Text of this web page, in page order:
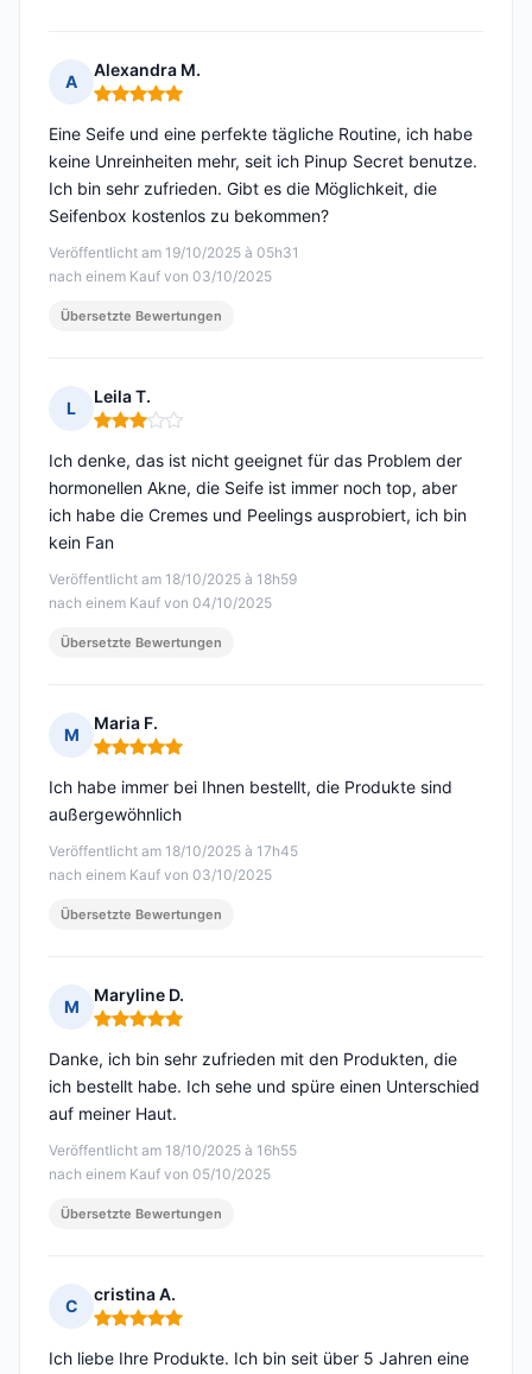
A
Alexandra M.
Hinweis: 5 von 5
Veröffentlicht am 19/10/2025 à 05h31
nach einem Kauf von 03/10/2025
Eine Seife und eine perfekte tägliche Routine, ich habe
keine Unreinheiten mehr, seit ich Pinup Secret benutze.
Ich bin sehr zufrieden. Gibt es die Möglichkeit, die
Seifenbox kostenlos zu bekommen?
Übersetzte Bewertungen
L
Leila T.
Hinweis: 3 von 5
Veröffentlicht am 18/10/2025 à 18h59
nach einem Kauf von 04/10/2025
Ich denke, das ist nicht geeignet für das Problem der
hormonellen Akne, die Seife ist immer noch top, aber
ich habe die Cremes und Peelings ausprobiert, ich bin
kein Fan
Übersetzte Bewertungen
M
Maria F.
Hinweis: 5 von 5
Veröffentlicht am 18/10/2025 à 17h45
nach einem Kauf von 03/10/2025
Ich habe immer bei Ihnen bestellt, die Produkte sind
außergewöhnlich
Übersetzte Bewertungen
M
Maryline D.
Hinweis: 5 von 5
Veröffentlicht am 18/10/2025 à 16h55
nach einem Kauf von 05/10/2025
Danke, ich bin sehr zufrieden mit den Produkten, die
ich bestellt habe. Ich sehe und spüre einen Unterschied
auf meiner Haut.
Übersetzte Bewertungen
C
cristina A.
Hinweis: 5 von 5
Ich liebe Ihre Produkte. Ich bin seit über 5 Jahren eine